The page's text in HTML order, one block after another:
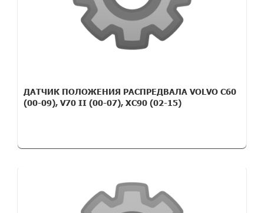
ДАТЧИК ПОЛОЖЕНИЯ РАСПРЕДВАЛА VOLVO С60
(00-09), V70 II (00-07), XC90 (02-15)